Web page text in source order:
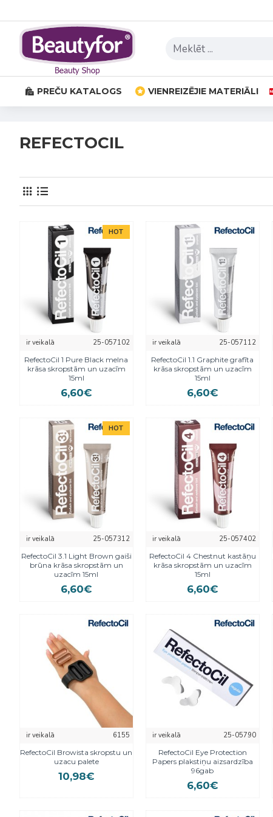
PREČU KATALOGS VIENREIZĒJIE MATERIĀLI
REFECTOCIL
HOT
ir veikalā
25-057102
RefectoCil 1 Pure Black melna
krāsa skropstām un uzacīm
15ml
6,60€
ir veikalā
25-057112
RefectoCil 1.1 Graphite grafīta
krāsa skropstām un uzacīm
15ml
6,60€
HOT
ir veikalā
25-057312
RefectoCil 3.1 Light Brown gaiši
brūna krāsa skropstām un
uzacīm 15ml
6,60€
ir veikalā
25-057402
RefectoCil 4 Chestnut kastāņu
krāsa skropstām un uzacīm
15ml
6,60€
ir veikalā
6155
RefectoCil Browista skropstu un
uzacu palete
10,98€
ir veikalā
25-05790
RefectoCil Eye Protection
Papers plakstiņu aizsardzība
96gab
6,60€